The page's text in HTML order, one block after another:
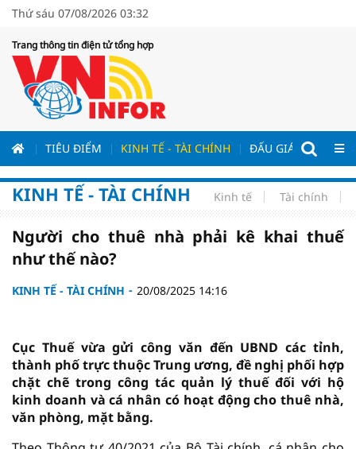
Thứ sáu 07/08/2026 03:32
Trang thông tin điện tử tổng hợp
TIÊU ĐIỂM KINH TẾ - TÀI CHÍNH ĐẤU GIÁ - ĐẤU
KINH TẾ - TÀI CHÍNH Kinh tế Tài chính
Người cho thuê nhà phải kê khai thuế
như thế nào?
KINH TẾ - TÀI CHÍNH 20/08/2025 14:16
Cục Thuế vừa gửi công văn đến UBND các tỉnh,
thành phố trực thuộc Trung ương, đề nghị phối hợp
chặt chẽ trong công tác quản lý thuế đối với hộ
kinh doanh và cá nhân có hoạt động cho thuê nhà,
văn phòng, mặt bằng.